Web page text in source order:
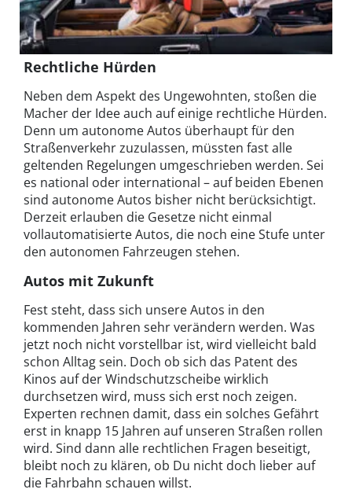
Rechtliche Hürden
Neben dem Aspekt des Ungewohnten, stoßen die
Macher der Idee auch auf einige rechtliche Hürden.
Denn um autonome Autos überhaupt für den
Straßenverkehr zuzulassen, müssten fast alle
geltenden Regelungen umgeschrieben werden. Sei
es national oder international – auf beiden Ebenen
sind autonome Autos bisher nicht berücksichtigt.
Derzeit erlauben die Gesetze nicht einmal
vollautomatisierte Autos, die noch eine Stufe unter
den autonomen Fahrzeugen stehen.
Autos mit Zukunft
Fest steht, dass sich unsere Autos in den
kommenden Jahren sehr verändern werden. Was
jetzt noch nicht vorstellbar ist, wird vielleicht bald
schon Alltag sein. Doch ob sich das Patent des
Kinos auf der Windschutzscheibe wirklich
durchsetzen wird, muss sich erst noch zeigen.
Experten rechnen damit, dass ein solches Gefährt
erst in knapp 15 Jahren auf unseren Straßen rollen
wird. Sind dann alle rechtlichen Fragen beseitigt,
bleibt noch zu klären, ob Du nicht doch lieber auf
die Fahrbahn schauen willst.